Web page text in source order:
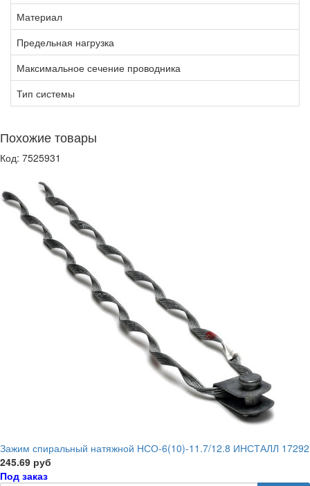
Материал
Предельная нагрузка
Максимальное сечение проводника
Тип системы
Похожие товары
Код: 7525931
Зажим спиральный натяжной НСО-6(10)-11.7/12.8 ИНСТАЛЛ 17292
245.69 руб
Под заказ